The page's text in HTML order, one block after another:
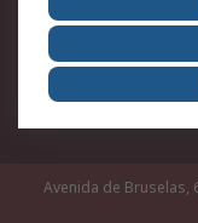
A RS no mundo
Sobre a RS
ESG
Avenida de Bruselas,